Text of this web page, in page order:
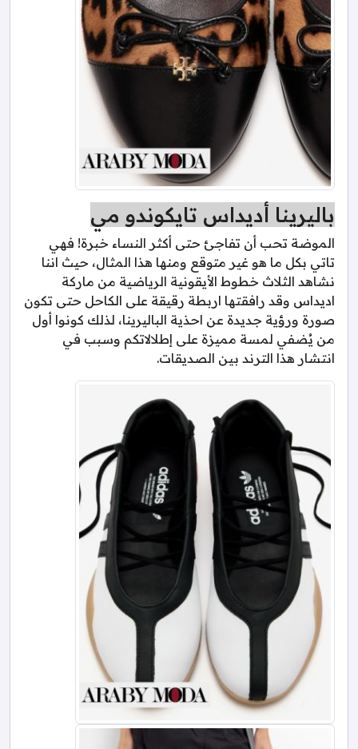
باليرينا أديداس تايكوندو مي
الموضة تحب أن تفاجئ حتى أكثر النساء خبرة! فهي
تاتي بكل ما هو غير متوقع ومنها هذا المثال، حيث اننا
نشاهد الثلاث خطوط الأيقونية الرياضية من ماركة
اديداس وقد رافقتها اربطة رقيقة على الكاحل حتى تكون
صورة ورؤية جديدة عن احذية الباليرينا، لذلك كونوا أول
من يُضفي لمسة مميزة على إطلالاتكم وسبب في
انتشار هذا الترند بين الصديقات.